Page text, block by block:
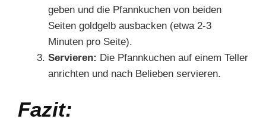
geben und die Pfannkuchen von beiden
Seiten goldgelb ausbacken (etwa 2-3
Minuten pro Seite).
Servieren: Die Pfannkuchen auf einem Teller
anrichten und nach Belieben servieren.
Fazit: